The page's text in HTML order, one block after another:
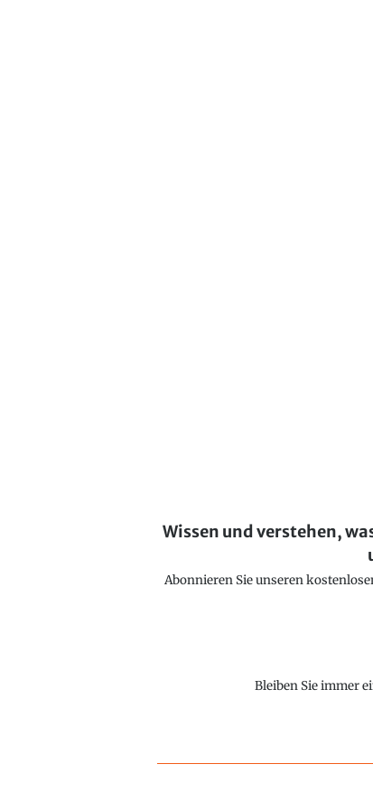
Wissen und verstehen,
Abonnieren Sie unseren
Bleiben Sie immer